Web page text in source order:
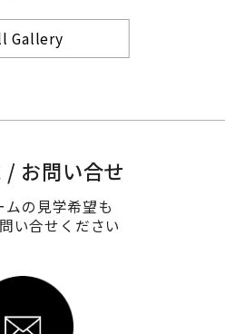
Gallery
/ お問い合せ
ムの見学希望も
い合せください